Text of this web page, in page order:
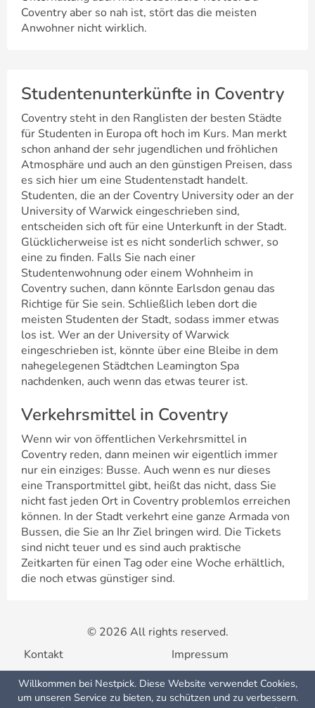
Coventry aber so nah ist, stört das die meisten
Anwohner nicht wirklich.
Studentenunterkünfte in Coventry
Coventry steht in den Ranglisten der besten Städte
für Studenten in Europa oft hoch im Kurs. Man merkt
schon anhand der sehr jugendlichen und fröhlichen
Atmosphäre und auch an den günstigen Preisen, dass
es sich hier um eine Studentenstadt handelt.
Studenten, die an der Coventry University oder an der
University of Warwick eingeschrieben sind,
entscheiden sich oft für eine Unterkunft in der Stadt.
Glücklicherweise ist es nicht sonderlich schwer, so
eine zu finden. Falls Sie nach einer
Studentenwohnung oder einem Wohnheim in
Coventry suchen, dann könnte Earlsdon genau das
Richtige für Sie sein. Schließlich leben dort die
meisten Studenten der Stadt, sodass immer etwas
los ist. Wer an der University of Warwick
eingeschrieben ist, könnte über eine Bleibe in dem
nahegelegenen Städtchen Leamington Spa
nachdenken, auch wenn das etwas teurer ist.
Verkehrsmittel in Coventry
Wenn wir von öffentlichen Verkehrsmittel in
Coventry reden, dann meinen wir eigentlich immer
nur ein einziges: Busse. Auch wenn es nur dieses
eine Transportmittel gibt, heißt das nicht, dass Sie
nicht fast jeden Ort in Coventry problemlos erreichen
können. In der Stadt verkehrt eine ganze Armada von
Bussen, die Sie an Ihr Ziel bringen wird. Die Tickets
sind nicht teuer und es sind auch praktische
Zeitkarten für einen Tag oder eine Woche erhältlich,
die noch etwas günstiger sind.
Willkommen bei Nestpick. Diese Website verwendet Cookies,
um unseren Service zu bieten, zu schützen und zu verbessern.
© 2026 All rights reserved.
Kontakt
Impressum
Nutzungsbedingungen
Datenschutzerklärung